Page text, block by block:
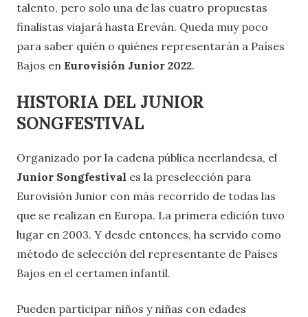
talento, pero solo una de las cuatro propuestas
finalistas viajará hasta Ereván. Queda muy poco
para saber quién o quiénes representarán a Países
Bajos en Eurovisión Junior 2022.
HISTORIA DEL JUNIOR
SONGFESTIVAL
Organizado por la cadena pública neerlandesa, el
Junior Songfestival es la preselección para
Eurovisión Junior con más recorrido de todas las
que se realizan en Europa. La primera edición tuvo
lugar en 2003. Y desde entonces, ha servido como
método de selección del representante de Países
Bajos en el certamen infantil.
Pueden participar niños y niñas con edades